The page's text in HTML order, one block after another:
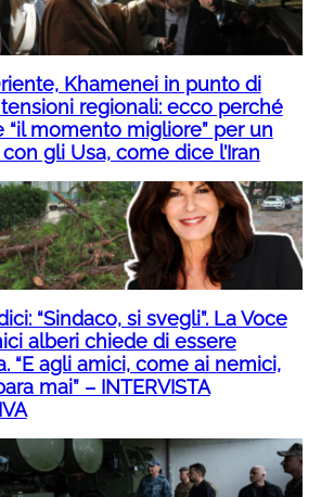
Khamenei in punto di
regionali: ecco perché
“il momento migliore” per un
gli Usa, come dice l’Iran
“Sindaco, si svegli”. La Voce
alberi chiede di essere
“E agli amici, come ai nemici,
mai” – INTERVISTA